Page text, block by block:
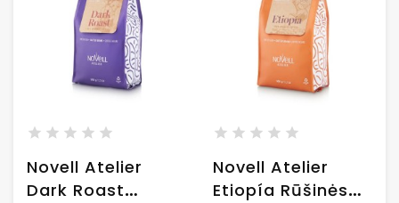
Novell Atelier
Dark Roast
Novell Atelier
Etiopía Rūšinės